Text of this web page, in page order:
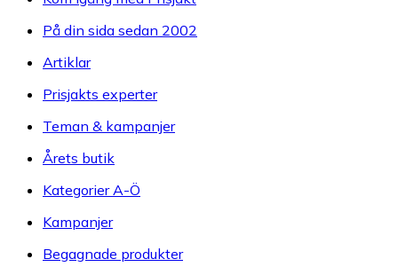
På din sida sedan 2002
Artiklar
Prisjakts experter
Teman & kampanjer
Årets butik
Kategorier A-Ö
Kampanjer
Begagnade produkter